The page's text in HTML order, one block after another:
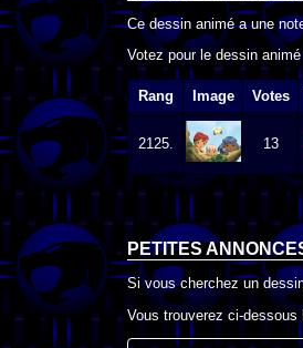
Ce dessin animé a une
Votez pour le dessin
Rang Image Votes
2125. 13
PETITES
Si vous cherchez un
Vous trouverez ci-